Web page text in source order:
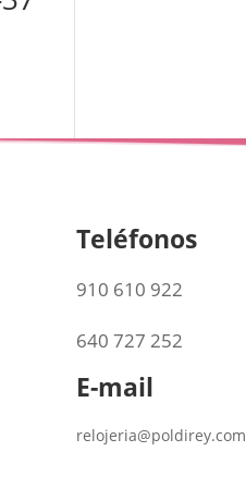
Teléfonos
910 610 922
640 727 252
E-mail
relojeria@poldirey.com